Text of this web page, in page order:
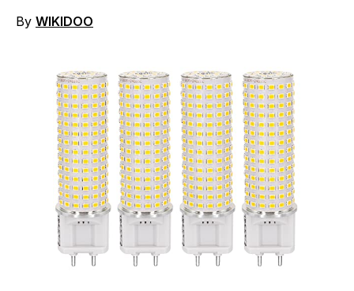
By WIKIDOO